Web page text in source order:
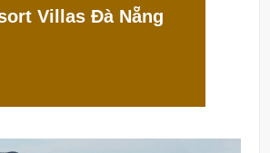
Villas Đà Nẵng